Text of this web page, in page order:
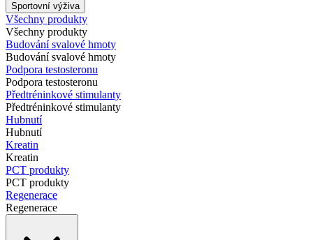
Sportovní výživa
Všechny produkty
Všechny produkty
Budování svalové hmoty
Budování svalové hmoty
Podpora testosteronu
Podpora testosteronu
Předtréninkové stimulanty
Předtréninkové stimulanty
Hubnutí
Hubnutí
Kreatin
Kreatin
PCT produkty
PCT produkty
Regenerace
Regenerace